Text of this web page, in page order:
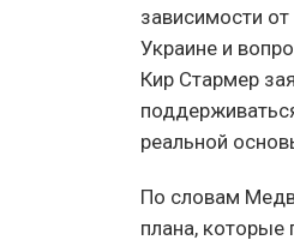
зависимости
Украине и
Кир Стармер
реальной
По словам
плана,